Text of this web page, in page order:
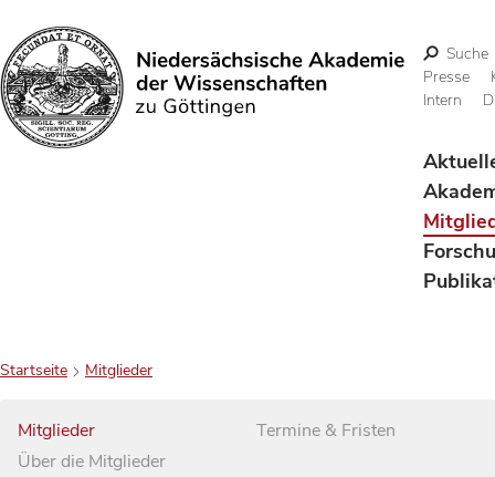
Suchen
Suche
Presse
Intern
Startseite Mitglieder
Mitglieder
Über die Mitglieder
Termine & Fristen